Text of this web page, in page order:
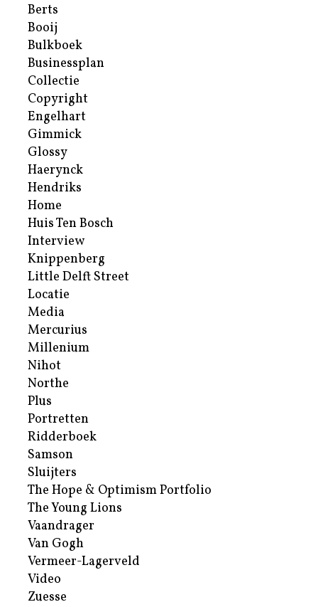
Berts
Booij
Bulkboek
Businessplan
Collectie
Copyright
Engelhart
Gimmick
Glossy
Haerynck
Hendriks
Home
Huis Ten Bosch
Interview
Knippenberg
Little Delft Street
Locatie
Media
Mercurius
Millenium
Nihot
Northe
Plus
Portretten
Ridderboek
Samson
Sluijters
The Hope & Optimism Portfolio
The Young Lions
Vaandrager
Van Gogh
Vermeer-Lagerveld
Video
Zuesse